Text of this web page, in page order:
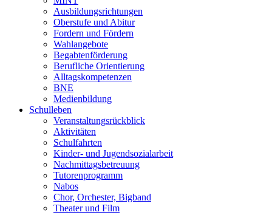
Ausbildungsrichtungen
Oberstufe und Abitur
Fordern und Fördern
Wahlangebote
Begabtenförderung
Berufliche Orientierung
Alltagskompetenzen
BNE
Medienbildung
Schulleben
Veranstaltungsrückblick
Aktivitäten
Schulfahrten
Kinder- und Jugendsozialarbeit
Nachmittagsbetreuung
Tutorenprogramm
Nabos
Chor, Orchester, Bigband
Theater und Film